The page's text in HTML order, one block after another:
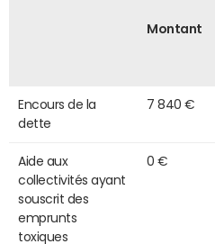
Montant
Encours de la
dette
7 840 €
Aide aux
collectivités ayant
souscrit des
emprunts
toxiques
0 €